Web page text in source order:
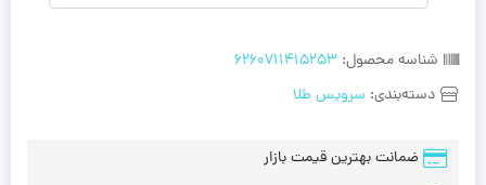
شناسه محصول: 6260711415253
دسته‌بندی: سرویس طلا
ضمانت بهترین قیمت بازار